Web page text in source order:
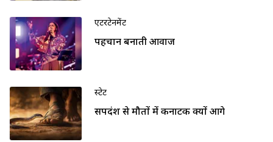
एंटरटेनमेंट
पहचान बनाती आवाज
स्टेट
सर्पदंश से मौतों में कर्नाटक क्यों आगे